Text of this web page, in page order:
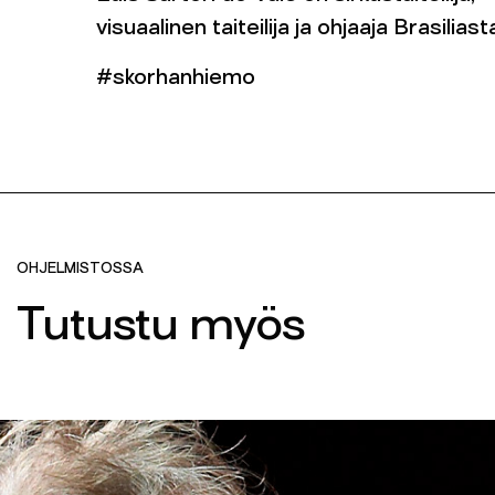
visuaalinen taiteilija ja ohjaaja
#skorhanhiemo
OHJELMISTOSSA
Tutustu myös